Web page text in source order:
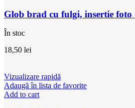
Glob brad cu fulgi, insertie foto
În stoc
18,50 lei
Vizualizare rapidă
Adaugă în lista de favorite
Add to cart